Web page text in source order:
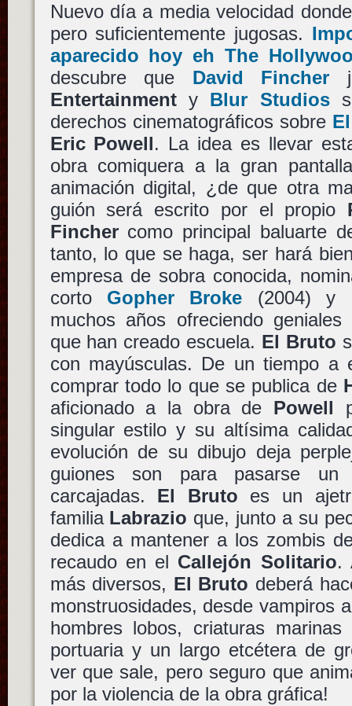
Nuevo día a media velocidad
pero suficientemente jugosas.
aparecido hoy eh The
descubre que David Fincher
Entertainmenty Blur Studios
derechos cinematográficos sobre
Eric Powell. La idea es llevar
obra comiquera a la gran
animación digital, ¿de que otra
guión será escrito por el propio
Finchercomo principal baluarte
tanto, lo que se haga, ser hará
empresa de sobra conocida,
corto Gopher Broke (2004) y
muchos años ofreciendo
que han creado escuela. El Bruto
con mayúsculas. De un tiempo a
comprar todo lo que se publica de
aficionado a la obra de Powell
singular estilo y su altísima
evolución de su dibujo deja
guiones son para pasarse
carcajadas. El Bruto es un
familia Labrazio que, junto a su
dedica a mantener a los zombis
recaudo en el Callejón Solitario.
más diversos, El Bruto deberá
monstruosidades, desde vampiros
hombres lobos, criaturas
portuaria y un largo etcétera de
ver que sale, pero seguro que
por la violencia de la obra gráfica!